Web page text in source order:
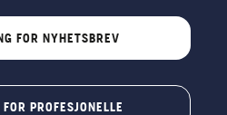
FOR NYHETSBREV
PROFESJONELLE